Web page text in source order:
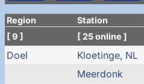
Region Station
[ 9 ]
[ 25 online ]
Doel Kloetinge, NL
Meerdonk